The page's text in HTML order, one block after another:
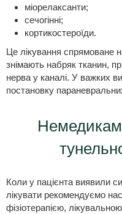
міорелаксанти;
сечогінні;
кортикостероїди.
Це лікування спрямоване
знімають набряк тканин,
нерва у каналі. У важких
постановку
Коли у пацієнта виявили
лікувати рекомендуємо
фізіотерапією,